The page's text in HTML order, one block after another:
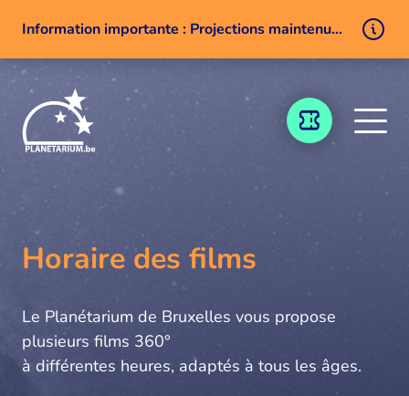
Information importante : Projections maintenues malgré un problème technique
Aller au contenu
BILLETTERIE
Horaire des films
Le Planétarium de Bruxelles vous propose
plusieurs films 360°
à différentes heures, adaptés à tous les âges.